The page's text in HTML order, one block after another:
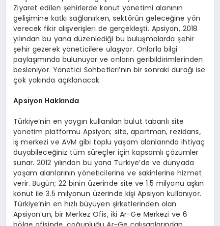
Ziyaret edilen şehirlerde konut yönetimi alanının
gelişimine katkı sağlanırken, sektörün geleceğine yön
verecek fikir alışverişleri de gerçekleşti. Apsiyon, 2018
yılından bu yana düzenlediği bu buluşmalarda şehir
şehir gezerek yöneticilere ulaşıyor. Onlarla bilgi
paylaşımında bulunuyor ve onların geribildirimlerinden
besleniyor. Yönetici Sohbetleri’nin bir sonraki durağı ise
çok yakında açıklanacak.
Apsiyon Hakkında
Türkiye’nin en yaygın kullanılan bulut tabanlı site
yönetim platformu Apsiyon; site, apartman, rezidans,
iş merkezi ve AVM gibi toplu yaşam alanlarında ihtiyaç
duyabileceğiniz tüm süreçler için kapsamlı çözümler
sunar. 2012 yılından bu yana Türkiye’de ve dünyada
yaşam alanlarının yöneticilerine ve sakinlerine hizmet
verir. Bugün; 22 binin üzerinde site ve 1.5 milyonu aşkın
konut ile 3.5 milyonun üzerinde kişi Apsiyon kullanıyor.
Türkiye’nin en hızlı büyüyen şirketlerinden olan
Apsiyon’un, bir Merkez Ofis, iki Ar-Ge Merkezi ve 6